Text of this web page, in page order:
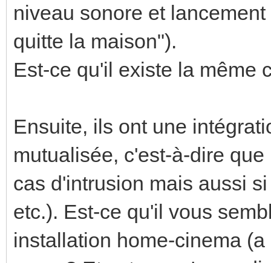
niveau sonore et
quitte la maison").
Est-ce qu'il existe la même
Ensuite, ils ont une
mutualisée, c'est-à-dire
cas d'intrusion mais aussi
etc.). Est-ce qu'il vous
installation home-cinema